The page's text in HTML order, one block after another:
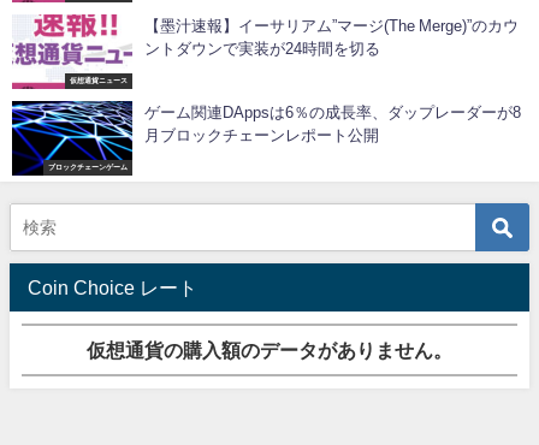
仮想通貨ニュース
【墨汁速報】イーサリアム”マージ(The Merge)”のカウ
ントダウンで実装が24時間を切る
ブロックチェーンゲーム
ゲーム関連DAppsは6％の成長率、ダップレーダーが8
月ブロックチェーンレポート公開
Coin Choice レート
仮想通貨の購入額のデータがありません。